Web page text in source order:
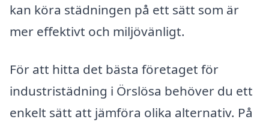
kan köra städningen på ett sätt som är
mer effektivt och miljövänligt.
För att hitta det bästa företaget för
industristädning i Örslösa behöver du ett
enkelt sätt att jämföra olika alternativ. På